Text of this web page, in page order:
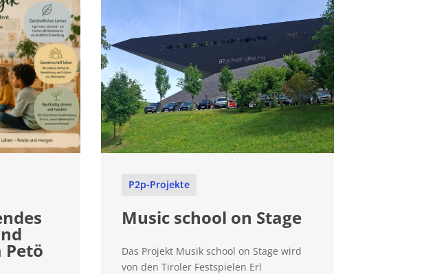
Petö
P2p-Projekte
Music school on Stage
Das Projekt Musik school on Stage wird
von den Tiroler Festspielen Erl